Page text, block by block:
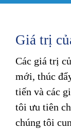
Giá trị
Các giá trị
mới, thúc
tiến và các
tôi ưu tiên
chúng tôi